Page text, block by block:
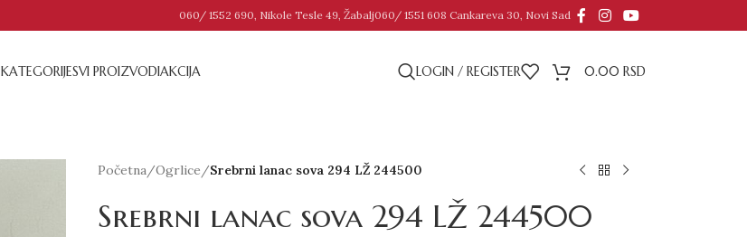
060/ 1552 690, Nikole Tesle 49, Žabalj060/ 1551 608 Cankareva 30, Novi Sad
KATEGORIJESVI PROIZVODIAKCIJA LOGIN / REGISTER 0.00 RSD
Početna/Ogrlice/Srebrni lanac sova 294 LŽ 244500
Srebrni lanac sova 294 LŽ 244500